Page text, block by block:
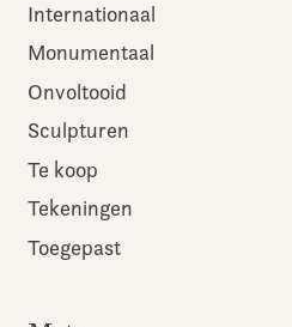
Internationaal
Monumentaal
Onvoltooid
Sculpturen
Te koop
Tekeningen
Toegepast